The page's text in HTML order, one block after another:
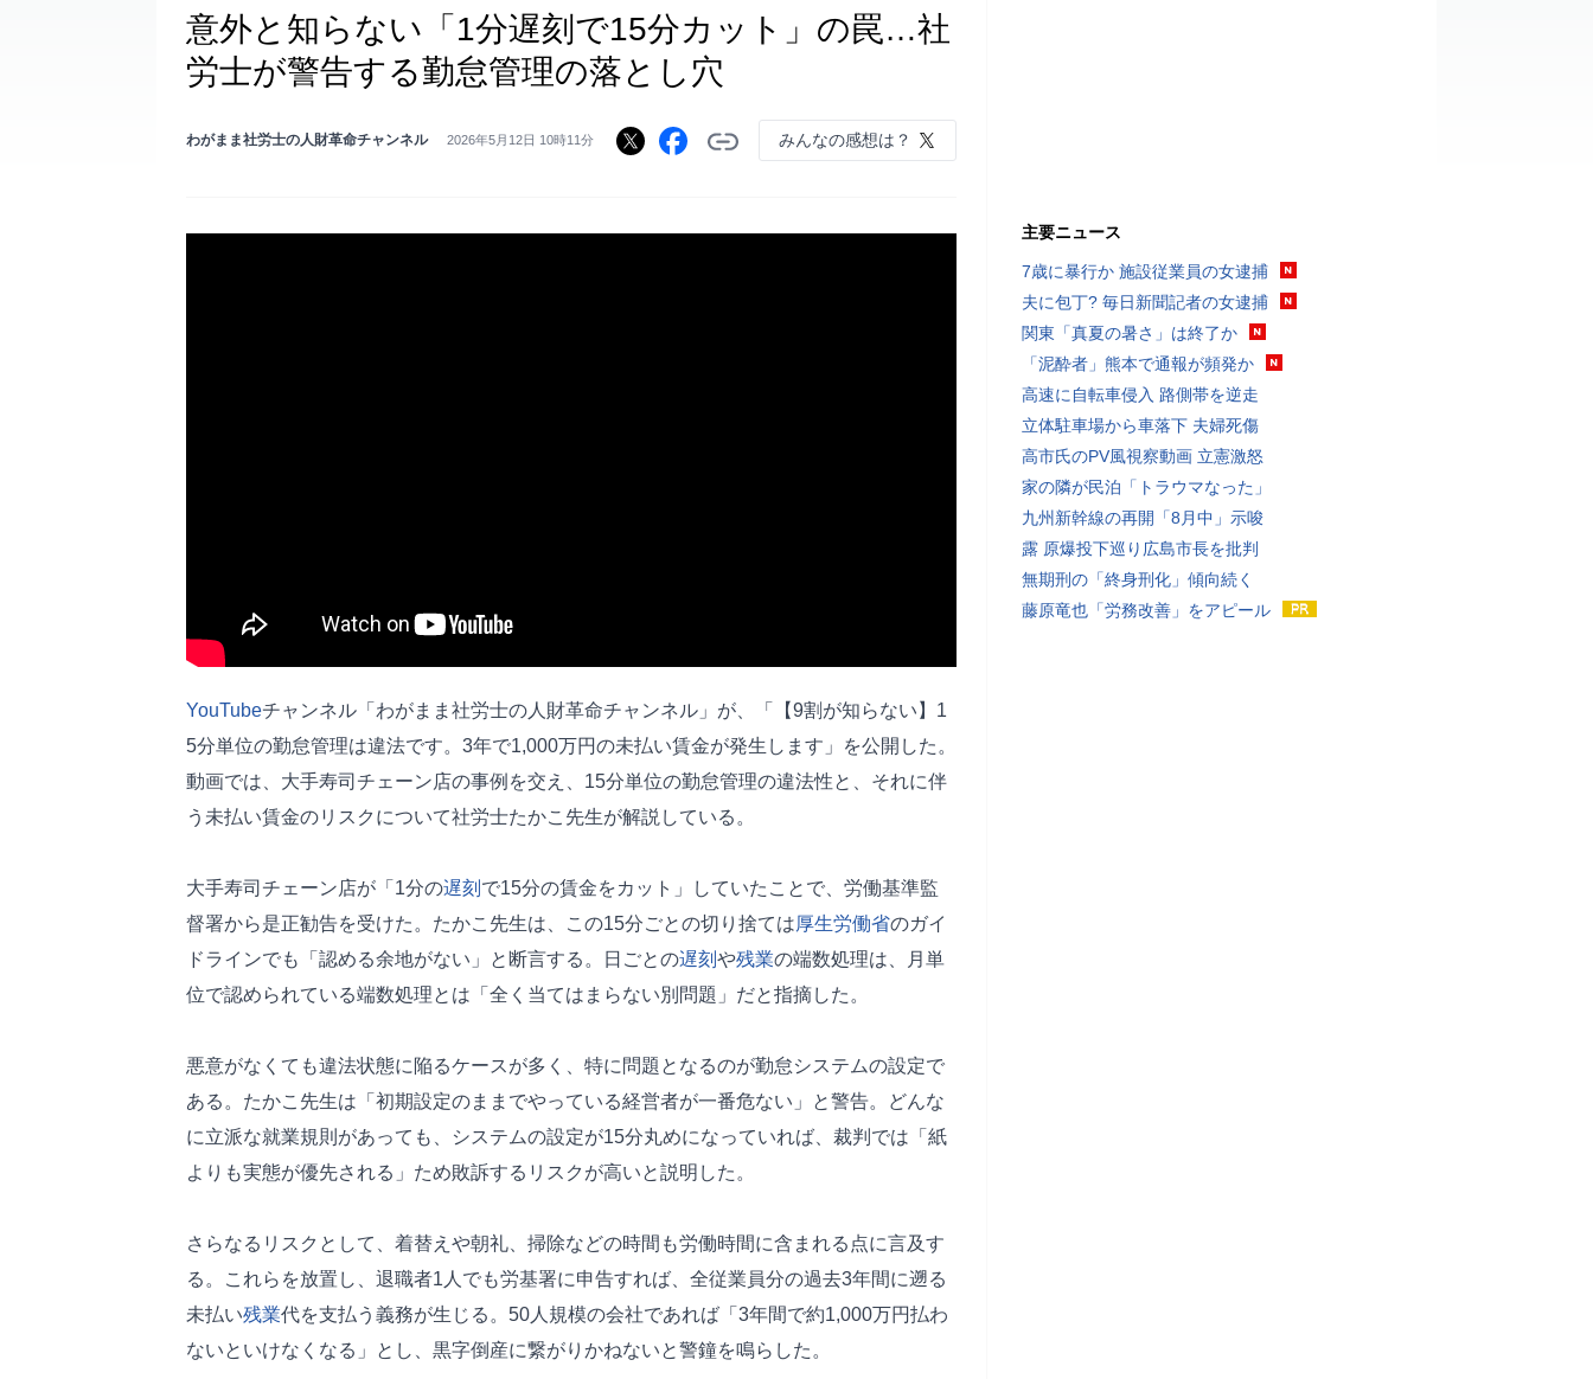
意外と知らない「1分遅刻で15分カット」の罠…社
労士が警告する勤怠管理の落とし穴
わがまま社労士の人財革命チャンネル 2026年5月12日 10時11分 みんなの感想は？
YouTubeチャンネル「わがまま社労士の人財革命チャンネル」が、「【9割が知らない】1
5分単位の勤怠管理は違法です。3年で1,000万円の未払い賃金が発生します」を公開した。
動画では、大手寿司チェーン店の事例を交え、15分単位の勤怠管理の違法性と、それに伴
う未払い賃金のリスクについて社労士たかこ先生が解説している。
大手寿司チェーン店が「1分の遅刻 で15分の賃金をカット」していたことで、労働基準監
督署から是正勧告を受けた。たかこ先生は、この15分ごとの切り捨ては厚生労働省のガイ
ドラインでも「認める余地がない」と断言する。日ごとの遅刻 や残業の端数処理は、月単
位で認められている端数処理とは「全く当てはまらない別問題」だと指摘した。
悪意がなくても違法状態に陥るケースが多く、特に問題となるのが勤怠システムの設定で
ある。たかこ先生は「初期設定のままでやっている経営者が一番危ない」と警告。どんな
に立派な就業規則があっても、システムの設定が15分丸めになっていれば、裁判では「紙
よりも実態が優先される」ため敗訴するリスクが高いと説明した。
さらなるリスクとして、着替えや朝礼、掃除などの時間も労働時間に含まれる点に言及す
る。これらを放置し、退職者1人でも労基署に申告すれば、全従業員分の過去3年間に遡る
未払い残業代を支払う義務が生じる。50人規模の会社であれば「3年間で約1,000万円払わ
ないといけなくなる」とし、黒字倒産に繋がりかねないと警鐘を鳴らした。
主要ニュース
7歳に暴行か 施設従業員の女逮捕
夫に包丁? 毎日新聞記者の女逮捕
関東「真夏の暑さ」は終了か
「泥酔者」熊本で通報が頻発か
高速に自転車侵入 路側帯を逆走
立体駐車場から車落下 夫婦死傷
高市氏のPV風視察動画 立憲激怒
家の隣が民泊「トラウマなった」
九州新幹線の再開「8月中」示唆
露 原爆投下巡り広島市長を批判
無期刑の「終身刑化」傾向続く
藤原竜也「労務改善」をアピール